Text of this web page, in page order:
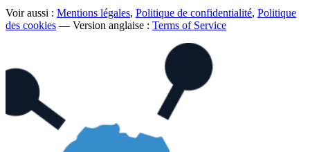
Voir aussi : Mentions légales, Politique de confidentialité, Politique
des cookies — Version anglaise : Terms of Service